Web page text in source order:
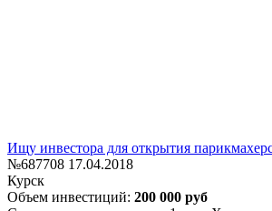
Ищу инвестора для открытия
№687708 17.04.2018
Курск
Объем инвестиций: 200 000 руб